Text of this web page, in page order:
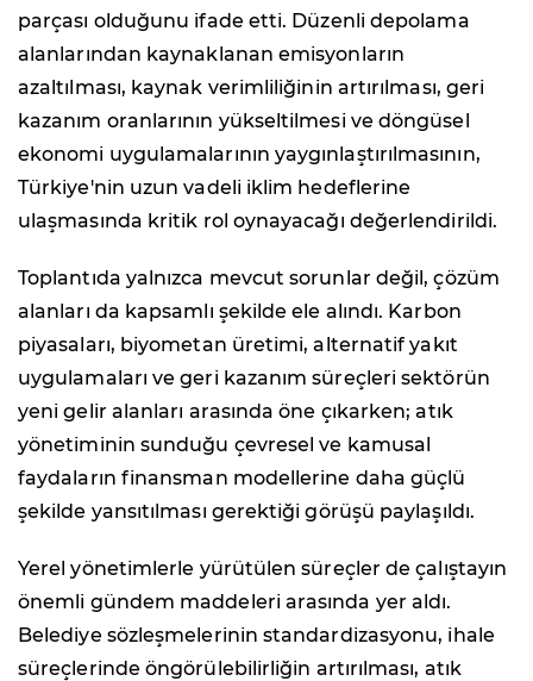
parçası olduğunu ifade etti. Düzenli depolama
alanlarından kaynaklanan emisyonların
azaltılması, kaynak verimliliğinin artırılması, geri
kazanım oranlarının yükseltilmesi ve döngüsel
ekonomi uygulamalarının yaygınlaştırılmasının,
Türkiye'nin uzun vadeli iklim hedeflerine
ulaşmasında kritik rol oynayacağı değerlendirildi.
Toplantıda yalnızca mevcut sorunlar değil, çözüm
alanları da kapsamlı şekilde ele alındı. Karbon
piyasaları, biyometan üretimi, alternatif yakıt
uygulamaları ve geri kazanım süreçleri sektörün
yeni gelir alanları arasında öne çıkarken; atık
yönetiminin sunduğu çevresel ve kamusal
faydaların finansman modellerine daha güçlü
şekilde yansıtılması gerektiği görüşü paylaşıldı.
Yerel yönetimlerle yürütülen süreçler de çalıştayın
önemli gündem maddeleri arasında yer aldı.
Belediye sözleşmelerinin standardizasyonu, ihale
süreçlerinde öngörülebilirliğin artırılması, atık